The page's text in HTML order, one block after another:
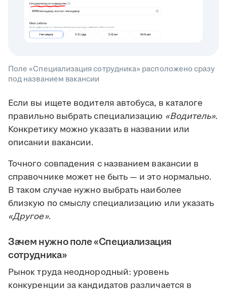
Поле «Специализация сотрудника» расположено сразу
под названием вакансии
Если вы ищете водителя автобуса, в каталоге
правильно выбрать специализацию «Водитель».
Конкретику можно указать в названии или
описании вакансии.
Точного совпадения с названием вакансии в
справочнике может не быть — и это нормально.
В таком случае нужно выбрать наиболее
близкую по смыслу специализацию или указать
«Другое».
Зачем нужно поле «Специализация
сотрудника»
Рынок труда неоднородный: уровень
конкуренции за кандидатов различается в